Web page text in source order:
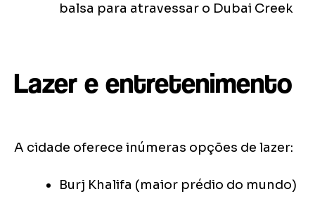
balsa para atravessar o Dubai Creek
Lazer e entretenimento
A cidade oferece inúmeras opções de lazer:
Burj Khalifa (maior prédio do mundo)